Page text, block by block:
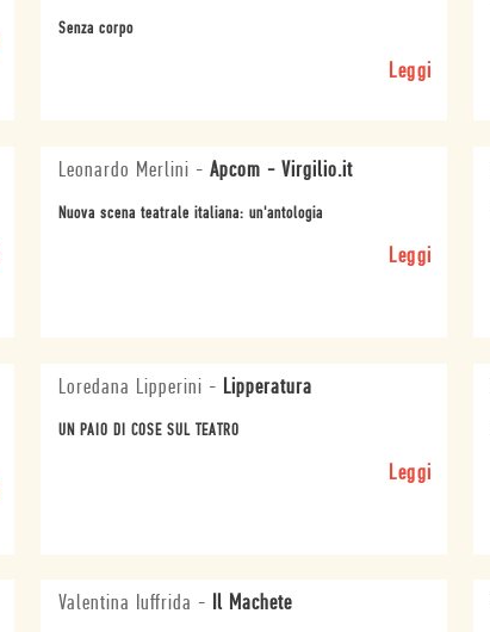
Senza corpo
Leggi
Leonardo Merlini -Apcom - Virgilio.it
Nuova scena teatrale italiana: un'antologia
Leggi
Loredana Lipperini - Lipperatura
UN PAIO DI COSE SUL TEATRO
Leggi
Valentina Iuffrida - Il Machete